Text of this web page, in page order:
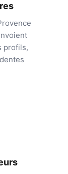
profils,